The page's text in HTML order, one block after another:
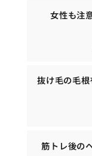
女性も注
抜け毛の毛
筋トレ後の